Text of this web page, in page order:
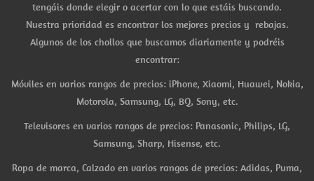
tengáis donde elegir o acertar con lo que estáis buscando.
Nuestra prioridad es encontrar los mejores precios y rebajas.
Algunos de los chollos que buscamos diariamente y podréis
encontrar:
Móviles en varios rangos de precios: iPhone, Xiaomi, Huawei, Nokia,
Motorola, Samsung, LG, BQ, Sony, etc.
Televisores en varios rangos de precios: Panasonic, Philips, LG,
Samsung, Sharp, Hisense, etc.
Ropa de marca, Calzado en varios rangos de precios: Adidas, Puma,